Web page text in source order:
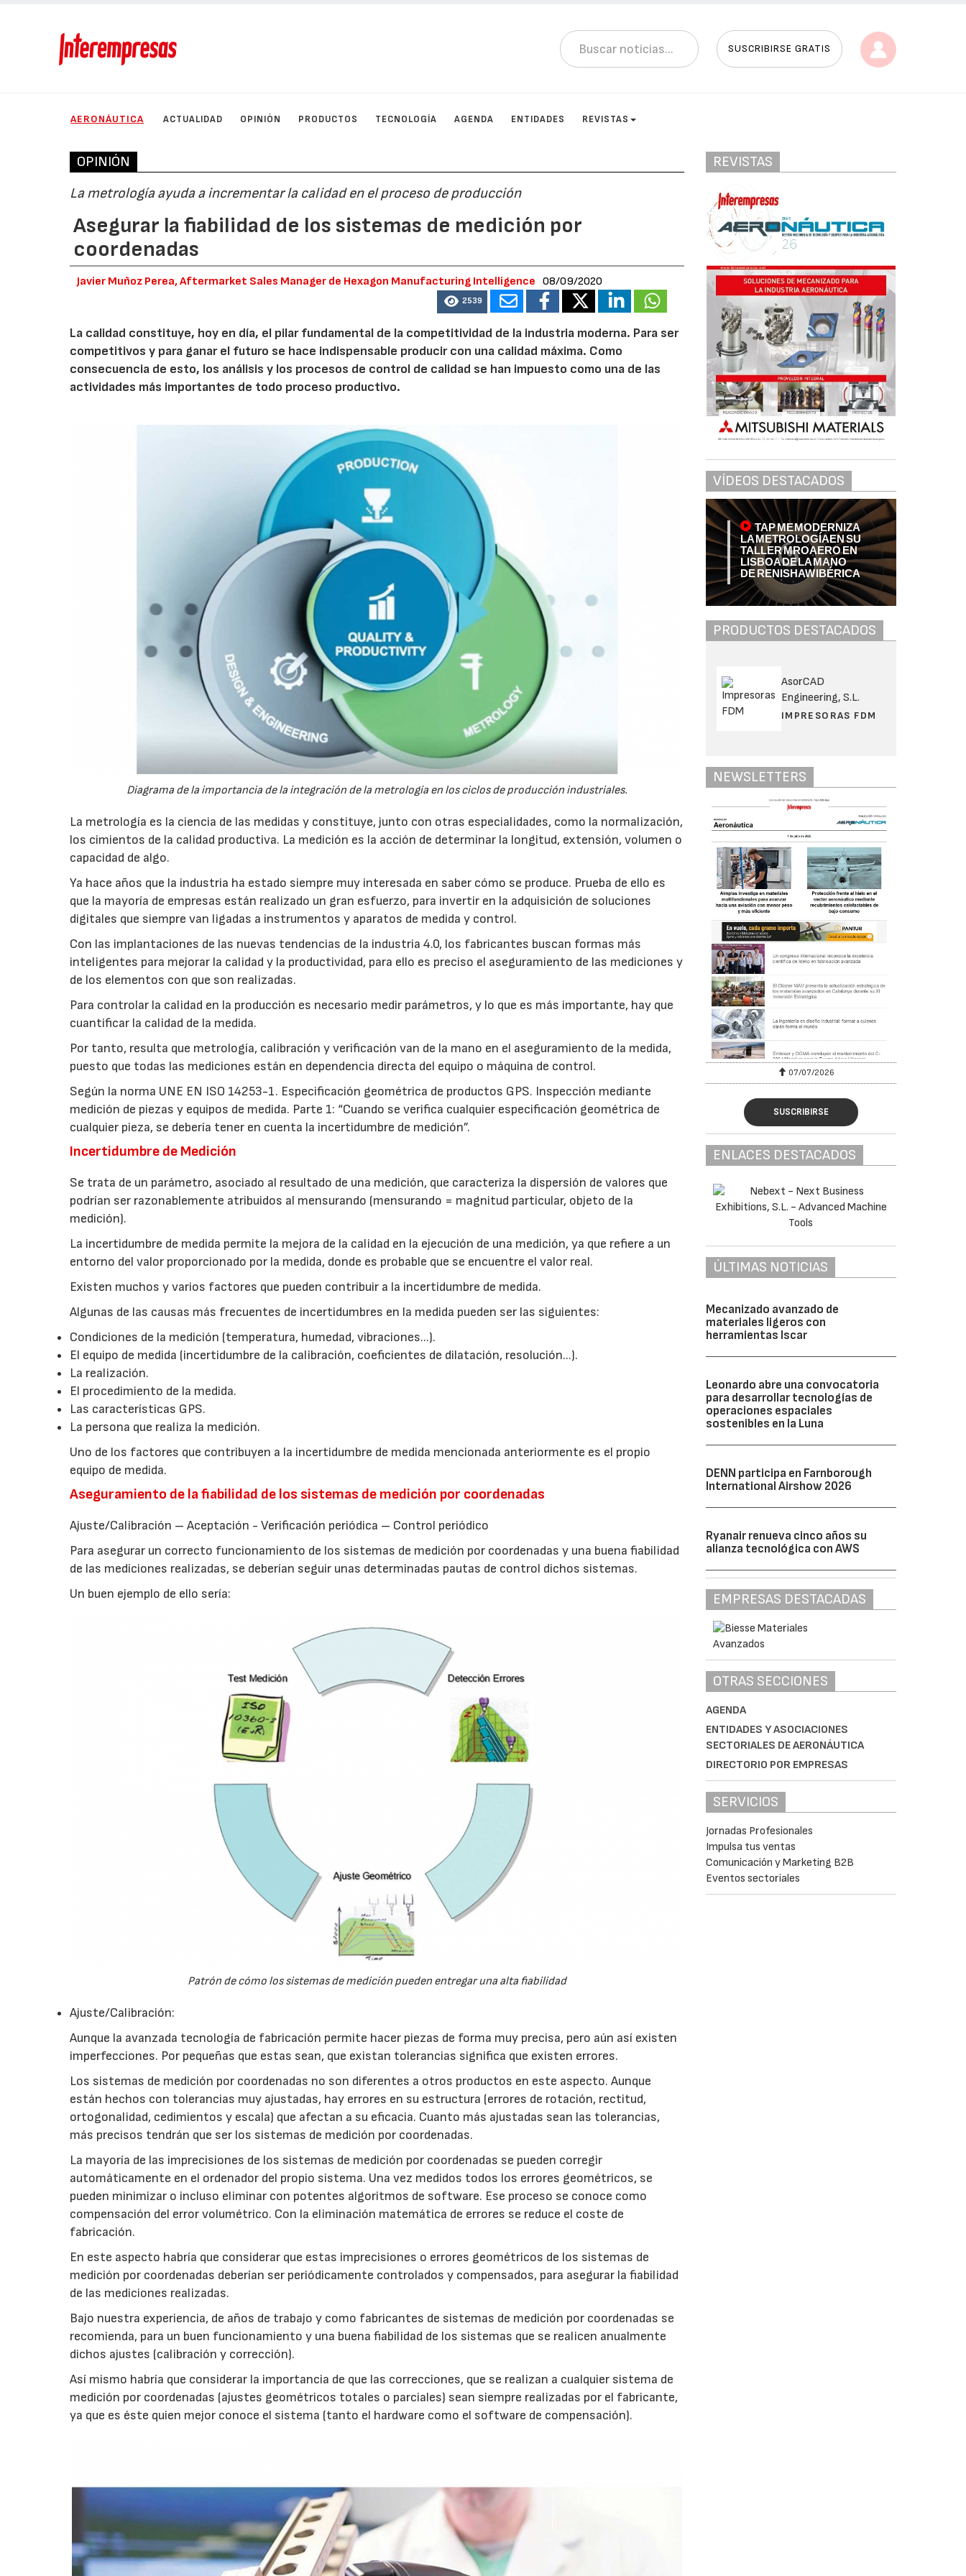
SUSCRIBIRSE GRATIS
AERONÁUTICA ACTUALIDAD OPINIÓN PRODUCTOS TECNOLOGÍA AGENDA ENTIDADES REVISTAS
OPINIÓN
La metrología ayuda a incrementar la calidad en el proceso de producción
Asegurar la fiabilidad de los sistemas de medición por
coordenadas
Javier Muñoz Perea, Aftermarket Sales Manager de Hexagon Manufacturing Intelligence 08/09/2020
2539
La calidad constituye, hoy en día, el pilar fundamental de la competitividad de la industria moderna. Para ser
competitivos y para ganar el futuro se hace indispensable producir con una calidad máxima. Como
consecuencia de esto, los análisis y los procesos de control de calidad se han impuesto como una de las
actividades más importantes de todo proceso productivo.
Diagrama de la importancia de la integración de la metrología en los ciclos de producción industriales.
La metrología es la ciencia de las medidas y constituye, junto con otras especialidades, como la normalización,
los cimientos de la calidad productiva. La medición es la acción de determinar la longitud, extensión, volumen o
capacidad de algo.
Ya hace años que la industria ha estado siempre muy interesada en saber cómo se produce. Prueba de ello es
que la mayoría de empresas están realizado un gran esfuerzo, para invertir en la adquisición de soluciones
digitales que siempre van ligadas a instrumentos y aparatos de medida y control.
Con las implantaciones de las nuevas tendencias de la industria 4.0, los fabricantes buscan formas más
inteligentes para mejorar la calidad y la productividad, para ello es preciso el aseguramiento de las mediciones y
de los elementos con que son realizadas.
Para controlar la calidad en la producción es necesario medir parámetros, y lo que es más importante, hay que
cuantificar la calidad de la medida.
Por tanto, resulta que metrología, calibración y verificación van de la mano en el aseguramiento de la medida,
puesto que todas las mediciones están en dependencia directa del equipo o máquina de control.
Según la norma UNE EN ISO 14253-1. Especificación geométrica de productos GPS. Inspección mediante
medición de piezas y equipos de medida. Parte 1: “Cuando se verifica cualquier especificación geométrica de
cualquier pieza, se debería tener en cuenta la incertidumbre de medición”.
Incertidumbre de Medición
Se trata de un parámetro, asociado al resultado de una medición, que caracteriza la dispersión de valores que
podrían ser razonablemente atribuidos al mensurando (mensurando = magnitud particular, objeto de la
medición).
La incertidumbre de medida permite la mejora de la calidad en la ejecución de una medición, ya que refiere a un
entorno del valor proporcionado por la medida, donde es probable que se encuentre el valor real.
Existen muchos y varios factores que pueden contribuir a la incertidumbre de medida.
Algunas de las causas más frecuentes de incertidumbres en la medida pueden ser las siguientes:
Condiciones de la medición (temperatura, humedad, vibraciones...).
El equipo de medida (incertidumbre de la calibración, coeficientes de dilatación, resolución...).
La realización.
El procedimiento de la medida.
Las características GPS.
La persona que realiza la medición.
Uno de los factores que contribuyen a la incertidumbre de medida mencionada anteriormente es el propio
equipo de medida.
Aseguramiento de la fiabilidad de los sistemas de medición por coordenadas
Ajuste/Calibración – Aceptación - Verificación periódica – Control periódico
Para asegurar un correcto funcionamiento de los sistemas de medición por coordenadas y una buena fiabilidad
de las mediciones realizadas, se deberían seguir unas determinadas pautas de control dichos sistemas.
Un buen ejemplo de ello sería:
Patrón de cómo los sistemas de medición pueden entregar una alta fiabilidad
Ajuste/Calibración:
Aunque la avanzada tecnología de fabricación permite hacer piezas de forma muy precisa, pero aún así existen
imperfecciones. Por pequeñas que estas sean, que existan tolerancias significa que existen errores.
Los sistemas de medición por coordenadas no son diferentes a otros productos en este aspecto. Aunque
están hechos con tolerancias muy ajustadas, hay errores en su estructura (errores de rotación, rectitud,
ortogonalidad, cedimientos y escala) que afectan a su eficacia. Cuanto más ajustadas sean las tolerancias,
más precisos tendrán que ser los sistemas de medición por coordenadas.
La mayoría de las imprecisiones de los sistemas de medición por coordenadas se pueden corregir
automáticamente en el ordenador del propio sistema. Una vez medidos todos los errores geométricos, se
pueden minimizar o incluso eliminar con potentes algoritmos de software. Ese proceso se conoce como
compensación del error volumétrico. Con la eliminación matemática de errores se reduce el coste de
fabricación.
En este aspecto habría que considerar que estas imprecisiones o errores geométricos de los sistemas de
medición por coordenadas deberían ser periódicamente controlados y compensados, para asegurar la fiabilidad
de las mediciones realizadas.
Bajo nuestra experiencia, de años de trabajo y como fabricantes de sistemas de medición por coordenadas se
recomienda, para un buen funcionamiento y una buena fiabilidad de los sistemas que se realicen anualmente
dichos ajustes (calibración y corrección).
Así mismo habría que considerar la importancia de que las correcciones, que se realizan a cualquier sistema de
medición por coordenadas (ajustes geométricos totales o parciales) sean siempre realizadas por el fabricante,
ya que es éste quien mejor conoce el sistema (tanto el hardware como el software de compensación).
REVISTAS
VÍDEOS DESTACADOS
TAP ME MODERNIZA
LA METROLOGÍA EN SU
TALLER MRO AERO EN
LISBOA DE LA MANO
DE RENISHAW IBÉRICA
PRODUCTOS DESTACADOS
AsorCAD
Engineering, S.L.
IMPRESORAS FDM
NEWSLETTERS
07/07/2026 21/07/2026 21/07/2026
SUSCRIBIRSE
ENLACES DESTACADOS
ÚLTIMAS NOTICIAS
Mecanizado avanzado de
materiales ligeros con
herramientas Iscar
Leonardo abre una convocatoria
para desarrollar tecnologías de
operaciones espaciales
sostenibles en la Luna
DENN participa en Farnborough
International Airshow 2026
Ryanair renueva cinco años su
alianza tecnológica con AWS
EMPRESAS DESTACADAS
OTRAS SECCIONES
AGENDA
ENTIDADES Y ASOCIACIONES
SECTORIALES DE AERONÁUTICA
DIRECTORIO POR EMPRESAS
SERVICIOS
Jornadas Profesionales
Impulsa tus ventas
Comunicación y Marketing B2B
Eventos sectoriales